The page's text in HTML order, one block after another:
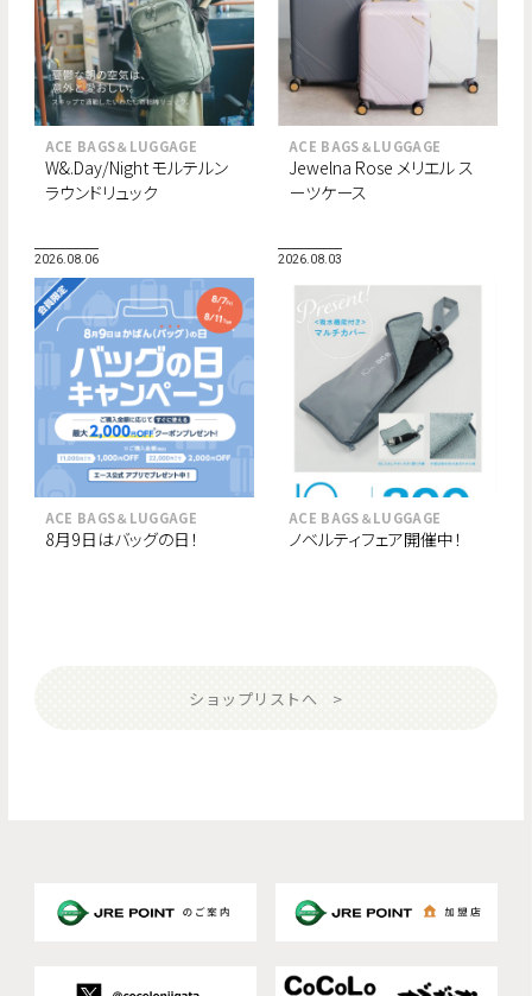
ACE BAGS＆LUGGAGE
W&.Day/Night モルテルン
ラウンドリュック
ACE BAGS＆LUGGAGE
Jewelna Rose メリエル ス
ーツケース
2026.08.06
ACE BAGS＆LUGGAGE
8月9日はバッグの日！
2026.08.03
ACE BAGS＆LUGGAGE
ノベルティフェア開催中！
ショップリストへ